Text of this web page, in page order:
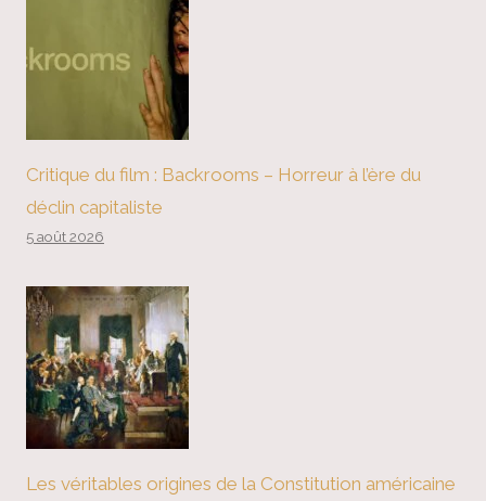
Critique du film : Backrooms – Horreur à l’ère du
déclin capitaliste
5 août 2026
Les véritables origines de la Constitution américaine